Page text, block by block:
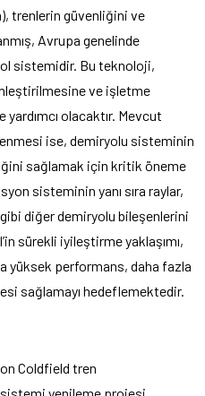
trenlerin güvenliğini ve
Avrupa genelinde
sistemidir. Bu teknoloji,
ve işletme
olacaktır. Mevcut
ise, demiryolu sisteminin
sağlamak için kritik öneme
sisteminin yanı sıra raylar,
diğer demiryolu bileşenlerini
sürekli iyileştirme yaklaşımı,
yüksek performans, daha fazla
sağlamayı hedeflemektedir.
Coldfield tren